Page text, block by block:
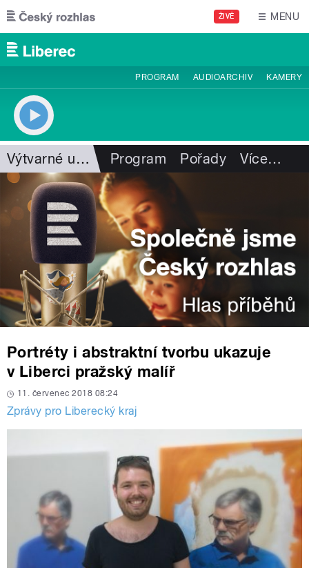
Přejít k hlavnímu obsahu
ŽIVĚ MENU
PROGRAM AUDIOARCHIV KAMERY
Výtvarné umění Program Pořady Více…
Portréty i abstraktní tvorbu ukazuje
v Liberci pražský malíř
11. červenec 2018 08:24
Zprávy pro Liberecký kraj